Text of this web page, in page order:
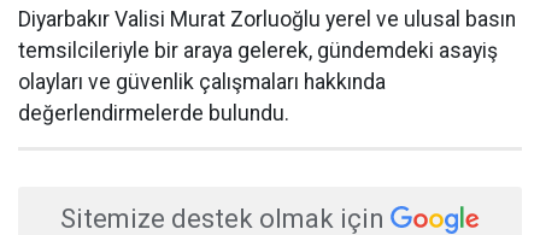
Diyarbakır Valisi Murat Zorluoğlu yerel ve ulusal basın
temsilcileriyle bir araya gelerek, gündemdeki asayiş
olayları ve güvenlik çalışmaları hakkında
değerlendirmelerde bulundu.
Sitemize destek olmak için